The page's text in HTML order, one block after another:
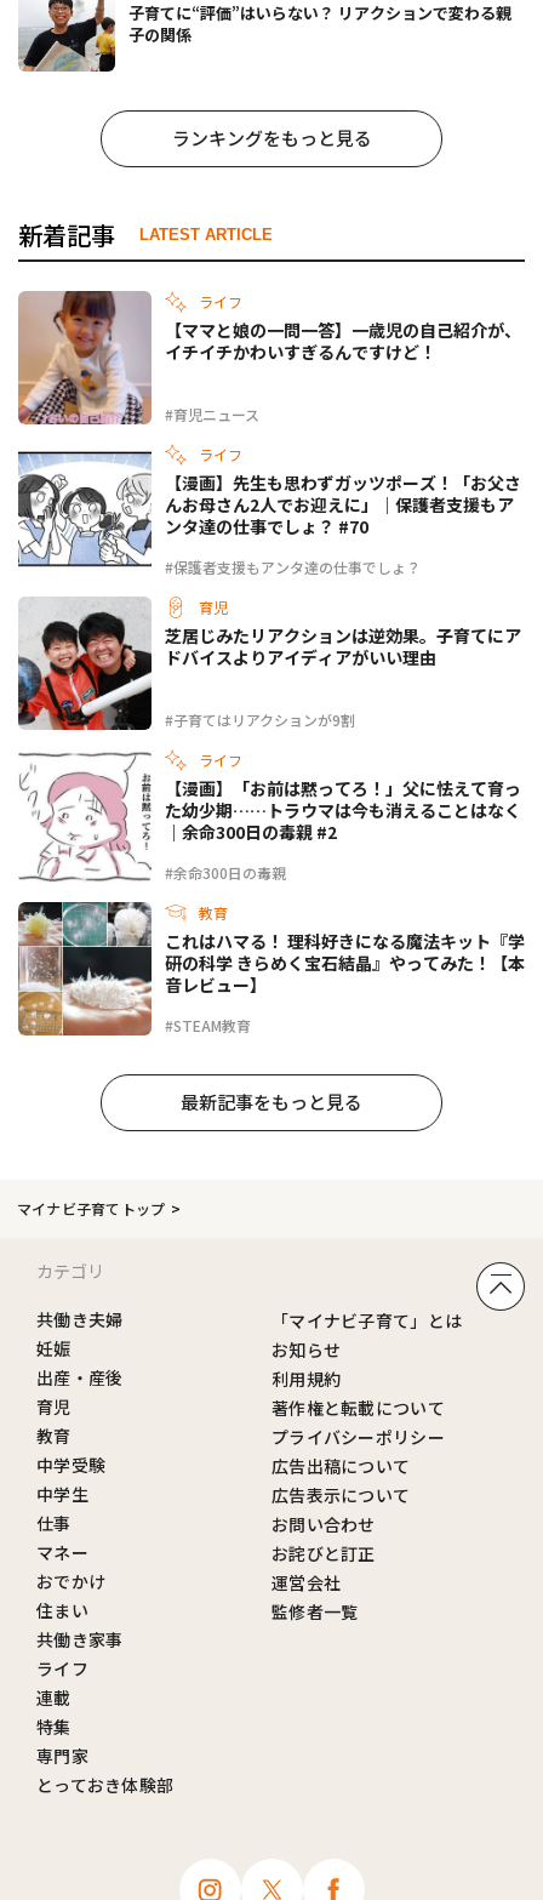
子育てに“評価”はいらない？ リアクションで変わる親
子の関係
ランキングをもっと見る
新着記事 LATEST ARTICLE
ライフ
#育児ニュース
【ママと娘の一問一答】一歳児の自己紹介が、
イチイチかわいすぎるんですけど！
ライフ
#保護者支援もアンタ達の仕事でしょ？
【漫画】先生も思わずガッツポーズ！「お父さ
んお母さん2人でお迎えに」｜保護者支援もア
ンタ達の仕事でしょ？ #70
育児
#子育てはリアクションが9割
芝居じみたリアクションは逆効果。子育てにア
ドバイスよりアイディアがいい理由
ライフ
#余命300日の毒親
【漫画】「お前は黙ってろ！」父に怯えて育っ
た幼少期……トラウマは今も消えることはなく
｜余命300日の毒親 #2
教育
#STEAM教育
これはハマる！ 理科好きになる魔法キット『学
研の科学 きらめく宝石結晶』やってみた！【本
音レビュー】
最新記事をもっと見る
マイナビ子育てトップ
カテゴリ
共働き夫婦
妊娠
出産・産後
育児
教育
中学受験
中学生
仕事
マネー
おでかけ
住まい
共働き家事
ライフ
連載
特集
専門家
とっておき体験部
「マイナビ子育て」とは
お知らせ
利用規約
著作権と転載について
プライバシーポリシー
広告出稿について
広告表示について
お問い合わせ
お詫びと訂正
運営会社
監修者一覧